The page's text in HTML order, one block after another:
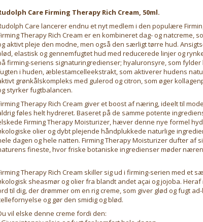
Care Firming Therapy Rich Cream, 50ml.
Care lancerer endnu et nyt medlem i den populære
Therapy Rich Cream er en kombineret dag- og natcreme,
aktivt pleje den modne, men også den særligt tørre hud.
elastisk og gennemfugtet hud med reducerede linjer og
firming-seriens signaturingredienser; hyaluronsyre, som
i huden, æblestamcelleekstrakt, som aktiverer hudens
grønkålskompleks med gulerod og citron, som øger
styrker fugtbalancen.
Therapy Rich Cream giver et boost af næring, ideelt til
føles helt hydreret. Baseret på de samme potente
Firming Therapy Moisturizer, hæver denne nye formel
olier og dybt plejende håndplukkede naturlige
dagen og hele natten. Firming Therapy Moisturizer dufter af
fineste, hvor friske botaniske ingredienser møder
Therapy Rich Cream skiller sig ud i firming-serien med et
sheasmør og olier fra blandt andet açai og jojoba. Heraf
til dig, der drømmer om en rig creme, som giver glød og fugt
og gør den smidig og blød.
vil elske denne creme fordi den: